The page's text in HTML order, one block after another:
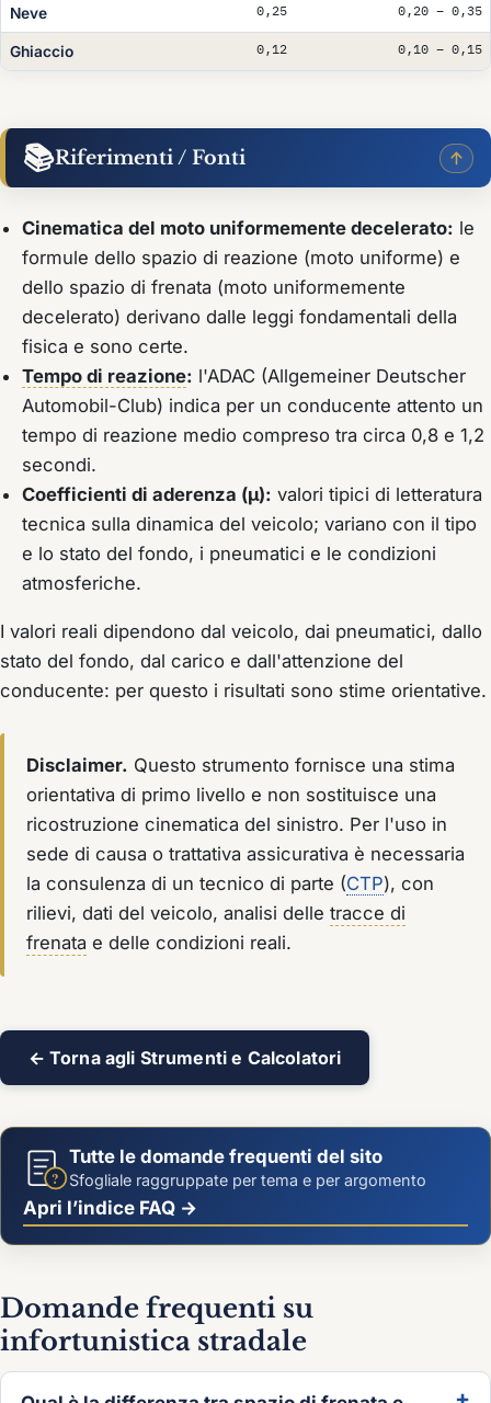
Neve 0,25 0,20 – 0,35
Ghiaccio 0,12 0,10 – 0,15
📚Riferimenti / Fonti
Cinematica del moto uniformemente decelerato: le
formule dello spazio di reazione (moto uniforme) e
dello spazio di frenata (moto uniformemente
decelerato) derivano dalle leggi fondamentali della
fisica e sono certe.
Tempo di reazione: l'ADAC (Allgemeiner Deutscher
Automobil-Club) indica per un conducente attento un
tempo di reazione medio compreso tra circa 0,8 e 1,2
secondi.
Coefficienti di aderenza (µ): valori tipici di letteratura
tecnica sulla dinamica del veicolo; variano con il tipo
e lo stato del fondo, i pneumatici e le condizioni
atmosferiche.
I valori reali dipendono dal veicolo, dai pneumatici, dallo
stato del fondo, dal carico e dall'attenzione del
conducente: per questo i risultati sono stime orientative.
Disclaimer. Questo strumento fornisce una stima
orientativa di primo livello e non sostituisce una
ricostruzione cinematica del sinistro. Per l'uso in
sede di causa o trattativa assicurativa è necessaria
la consulenza di un tecnico di parte (CTP), con
rilievi, dati del veicolo, analisi delle tracce di
frenata e delle condizioni reali.
← Torna agli Strumenti e Calcolatori
?
Tutte le domande frequenti del sito
Sfogliale raggruppate per tema e per argomento
Apri l’indice FAQ →
Domande frequenti su
infortunistica stradale